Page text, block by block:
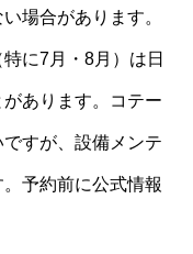
場合があります。
に7月・8月）は日
あります。コテー
すが、設備メンテ
予約前に公式情報